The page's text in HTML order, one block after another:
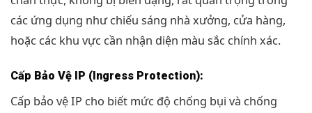
các ứng dụng như chiếu sáng nhà xưởng, cửa hàng,
hoặc các khu vực cần nhận diện màu sắc chính xác.
Cấp Bảo Vệ IP (Ingress Protection):
Cấp bảo vệ IP cho biết mức độ chống bụi và chống